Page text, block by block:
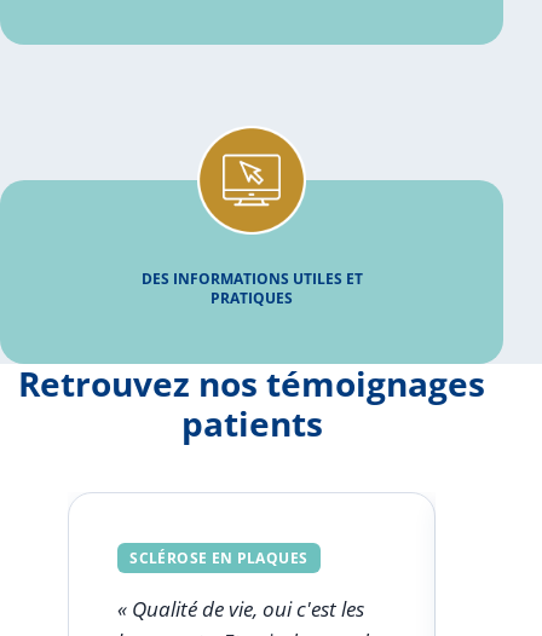
DES INFORMATIONS UTILES ET
PRATIQUES
Retrouvez nos témoignages
patients
SCLÉROSE EN PLAQUES
« Qualité de vie, oui c'est les